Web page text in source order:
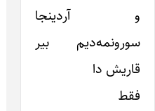
و آردینجا
سورونمه‌دیم بیر
قاریش دا
فقط